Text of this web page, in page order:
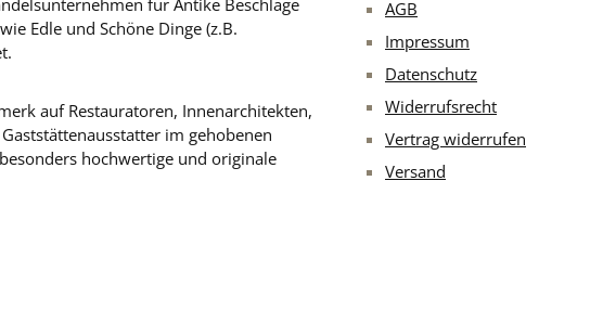
für Antike Beschläge
Edle und Schöne Dinge (z.B.
auf Restauratoren, Innenarchitekten,
im gehobenen
hochwertige und originale
AGB
Impressum
Datenschutz
Widerrufsrecht
Vertrag widerrufen
Versand